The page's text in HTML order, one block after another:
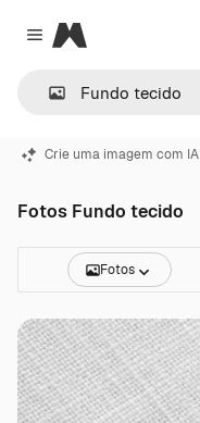
Close menu
Magnific
Crie uma imagem com IA
Fotos Fundo tecido
Fotos